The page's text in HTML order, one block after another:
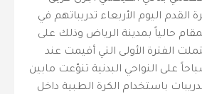
القدم اليوم الأربعاء تدريباتهم في
حالياً بمدينة الرياض وذلك على
الفترة الأولى التي أقيمت عند
على النواحي البدنية تنوّعت مابين
باستخدام الكرة الطبية داخل